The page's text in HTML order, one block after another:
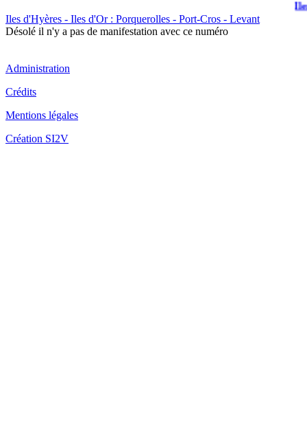
Iles d'Hyères - Iles d'Or : Porquerolles - Port-Cros - Levant
Désolé il n'y a pas de manifestation avec ce numéro
Administration
Crédits
Mentions légales
Création SI2V